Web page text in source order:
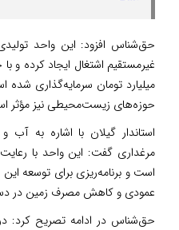
میلیارد تومان سرمایه‌گذاری
حوزه‌های زیست‌محیطی نیز مؤثر
استاندار گیلان با اشاره به
مرغداری گفت: این واحد با رعایت
است و برنامه‌ریزی برای توسعه
عمودی و کاهش مصرف زمین در